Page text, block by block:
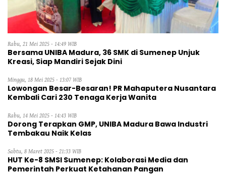
Rabu, 21 Mei 2025 - 14:49 WIB
Bersama UNIBA Madura, 36 SMK di Sumenep Unjuk
Kreasi, Siap Mandiri Sejak Dini
Minggu, 18 Mei 2025 - 13:07 WIB
Lowongan Besar-Besaran! PR Mahaputera Nusantara
Kembali Cari 230 Tenaga Kerja Wanita
Rabu, 14 Mei 2025 - 14:43 WIB
Dorong Terapkan GMP, UNIBA Madura Bawa Industri
Tembakau Naik Kelas
Sabtu, 8 Maret 2025 - 21:33 WIB
HUT Ke-8 SMSI Sumenep: Kolaborasi Media dan
Pemerintah Perkuat Ketahanan Pangan